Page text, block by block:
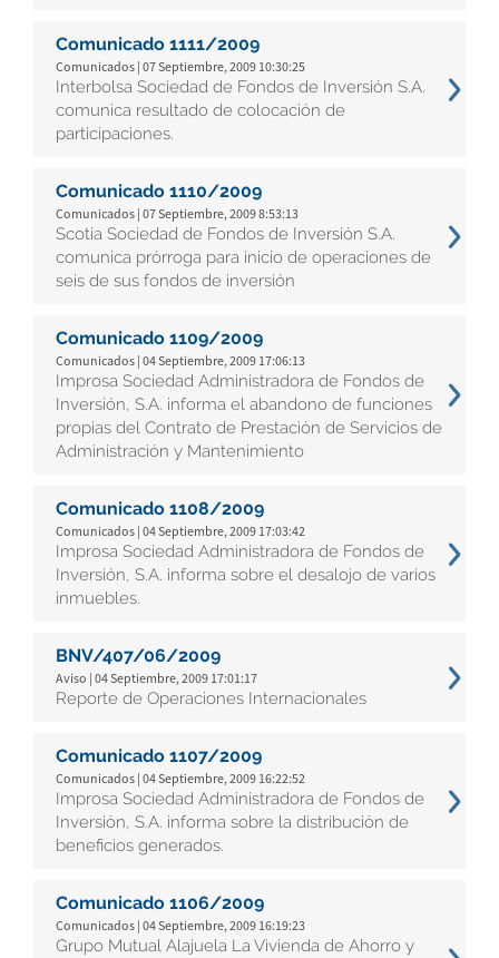
Comunicado 1111/2009
Comunicados | 07 Septiembre, 2009 10:30:25
Interbolsa Sociedad de Fondos de Inversión S.A.
comunica resultado de colocación de
participaciones.
Comunicado 1110/2009
Comunicados | 07 Septiembre, 2009 8:53:13
Scotia Sociedad de Fondos de Inversión S.A.
comunica prórroga para inicio de operaciones de
seis de sus fondos de inversión
Comunicado 1109/2009
Comunicados | 04 Septiembre, 2009 17:06:13
Improsa Sociedad Administradora de Fondos de
Inversión, S.A. informa el abandono de funciones
propias del Contrato de Prestación de Servicios de
Administración y Mantenimiento
Comunicado 1108/2009
Comunicados | 04 Septiembre, 2009 17:03:42
Improsa Sociedad Administradora de Fondos de
Inversión, S.A. informa sobre el desalojo de varios
inmuebles.
BNV/407/06/2009
Aviso | 04 Septiembre, 2009 17:01:17
Reporte de Operaciones Internacionales
Comunicado 1107/2009
Comunicados | 04 Septiembre, 2009 16:22:52
Improsa Sociedad Administradora de Fondos de
Inversión, S.A. informa sobre la distribución de
beneficios generados.
Comunicado 1106/2009
Comunicados | 04 Septiembre, 2009 16:19:23
Grupo Mutual Alajuela La Vivienda de Ahorro y